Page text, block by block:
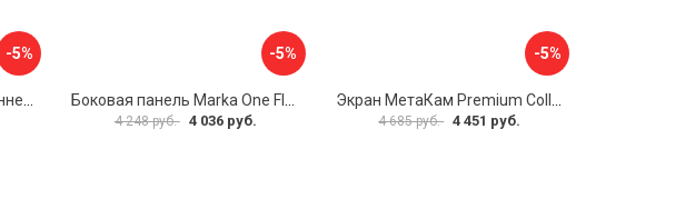
-5% -5%
4 248 руб. 4 036 руб.
-5%
4 685 руб. 4 451 руб.